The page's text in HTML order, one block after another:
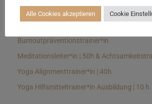
Longevitytrainer*in
Burnoutpräventionstrainer*in
Meditationsleiter*in | 50h &
Yoga Alignmenttrainer*in | 40h
Yoga Hilfsmitteltrainer*in Ausbildung | 10 h
Alle Cookies akzeptieren Cookie